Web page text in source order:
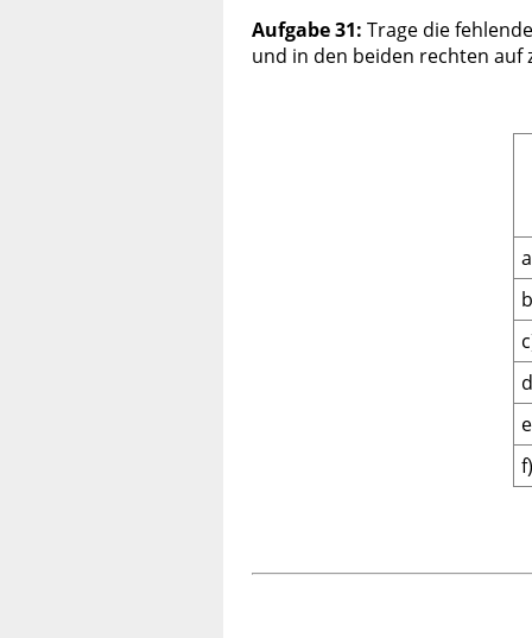
Aufgabe 31: Trage die
und in den beiden rechten auf